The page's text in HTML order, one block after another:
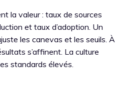
la valeur : taux de sources
et taux d’adoption. Un
les canevas et les seuils. À
s’affinent. La culture
standards élevés.